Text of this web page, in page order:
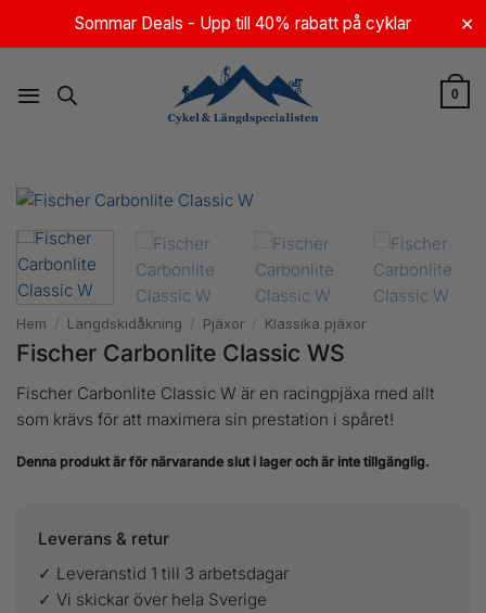
Sommar Deals - Upp till 40% rabatt på cyklar ✕
0
Hem / Längdskidåkning / Pjäxor / Klassika pjäxor
Fischer Carbonlite Classic WS
Fischer Carbonlite Classic W är en racingpjäxa med allt
som krävs för att maximera sin prestation i spåret!
Denna produkt är för närvarande slut i lager och är inte tillgänglig.
Leverans & retur
✓ Leveranstid 1 till 3 arbetsdagar
✓ Vi skickar över hela Sverige